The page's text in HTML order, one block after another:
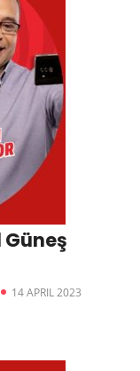
Güneş
14 APRIL 2023